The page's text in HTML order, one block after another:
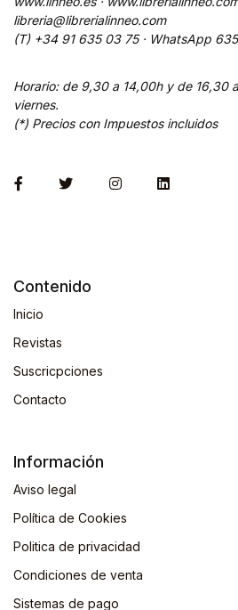
libreria@librerialinneo.com
(T) +34 91 635 03 75 · WhatsApp
Horario: de 9,30 a 14,00h y de 16,30
viernes.
(*) Precios con Impuestos incluidos
Contenido
Inicio
Revistas
Suscricpciones
Contacto
Información
Aviso legal
Política de Cookies
Politica de privacidad
Condiciones de venta
Sistemas de pago